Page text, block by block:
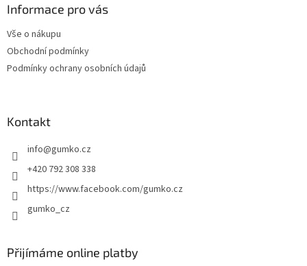
Informace pro vás
Vše o nákupu
Obchodní podmínky
Podmínky ochrany osobních údajů
Kontakt
info@gumko.cz
+420 792 308 338
https://www.facebook.com/gumko.cz
gumko_cz
Přijímáme online platby